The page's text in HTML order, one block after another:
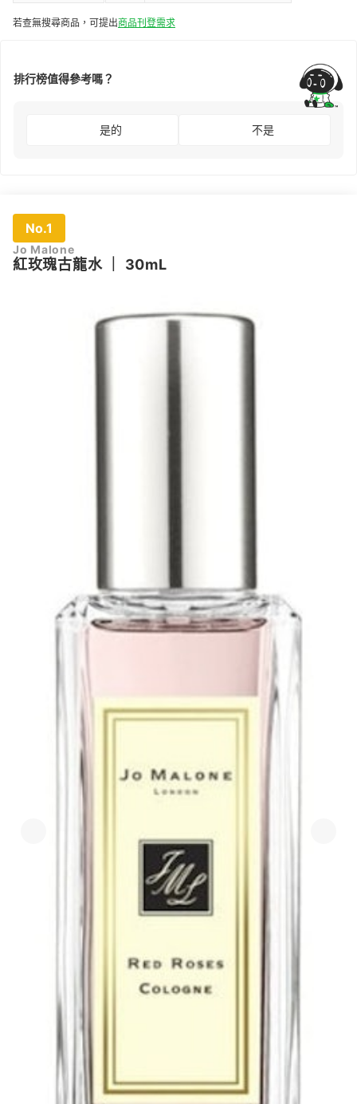
若查無搜尋商品，可提出商品刊登需求
排行榜值得參考嗎？
是的 不是
No.1
Jo Malone
紅玫瑰古龍水｜ 30mL